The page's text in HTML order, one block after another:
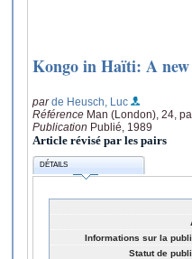
Kongo in Haïti: A
parde Heusch, Luc
Référence Man (London), 24,
Publication Publié, 1989
Article révisé par les pairs
DÉTAILS
Informations sur la
Statut de